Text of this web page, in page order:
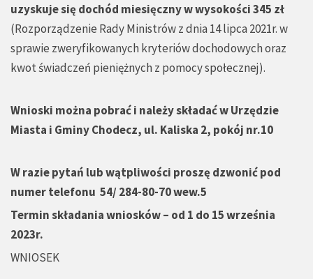
uzyskuje się dochód miesięczny w wysokości 345 zł
(Rozporządzenie Rady Ministrów z dnia 14 lipca 2021r. w
sprawie zweryfikowanych kryteriów dochodowych oraz
kwot świadczeń pieniężnych z pomocy społecznej).
Wnioski można pobrać i należy składać w Urzędzie
Miasta i Gminy Chodecz, ul. Kaliska 2, pokój nr.10
W razie pytań lub wątpliwości proszę dzwonić pod
numer telefonu 54/ 284-80-70 wew.5
Termin składania wniosków – od 1 do 15 września
2023r.
WNIOSEK